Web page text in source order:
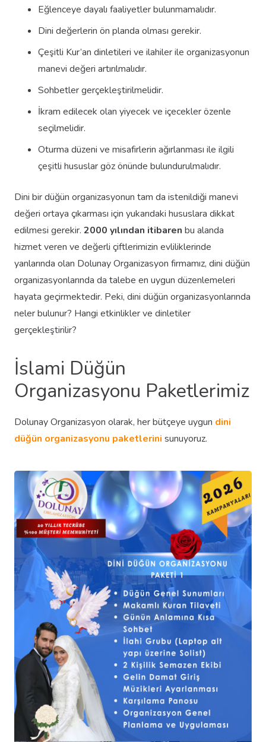
Eğlenceye dayalı faaliyetler bulunmamalıdır.
Dini değerlerin ön planda olması gerekir.
Çeşitli Kur’an dinletileri ve ilahiler ile organizasyonun
manevi değeri artırılmalıdır.
Sohbetler gerçekleştirilmelidir.
İkram edilecek olan yiyecek ve içecekler özenle
seçilmelidir.
Oturma düzeni ve misafirlerin ağırlanması ile ilgili
çeşitli hususlar göz önünde bulundurulmalıdır.
Dini bir düğün organizasyonun tam da istenildiği manevi
değeri ortaya çıkarması için yukarıdaki hususlara dikkat
edilmesi gerekir. 2000 yılından itibaren bu alanda
hizmet veren ve değerli çiftlerimizin evliliklerinde
yanlarında olan Dolunay Organizasyon firmamız, dini düğün
organizasyonlarında da talebe en uygun düzenlemeleri
hayata geçirmektedir. Peki, dini düğün organizasyonlarında
neler bulunur? Hangi etkinlikler ve dinletiler
gerçekleştirilir?
İslami Düğün
Organizasyonu Paketlerimiz
Dolunay Organizasyon olarak, her bütçeye uygun dini
düğün organizasyonu paketlerini sunuyoruz.